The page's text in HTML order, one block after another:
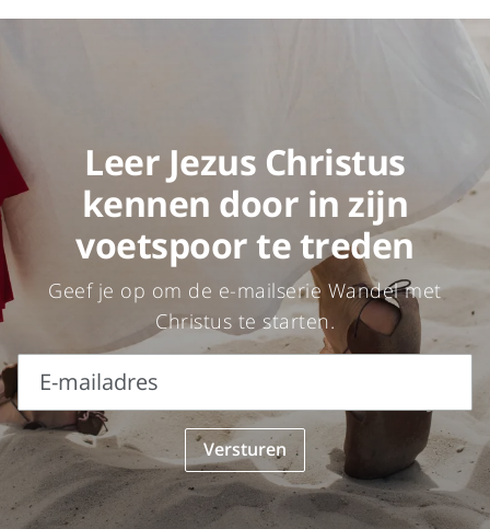
Leer Jezus Christus
kennen door in zijn
voetspoor te treden
Geef je op om de e-mailserie Wandel met
Christus te starten.
E-mailadres
E-
mailadres
Versturen